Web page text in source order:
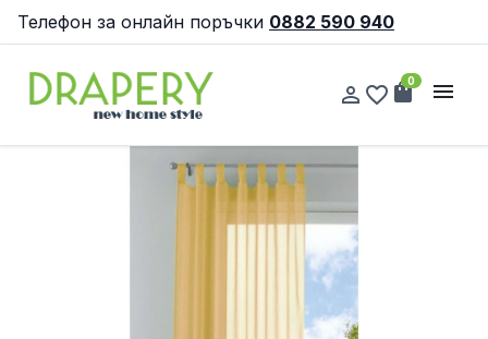
Телефон за онлайн поръчки 0882 590 940
person_outline favorite_border shopping_bag
0 menu